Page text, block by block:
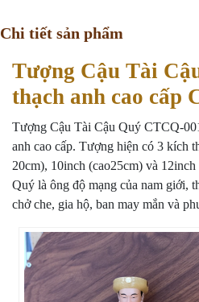
Chi tiết sản phẩm
Tượng Cậu Tài
thạch anh cao cấp
Tượng Cậu Tài Cậu Quý CTCQ-
anh cao cấp. Tượng hiện có 3 kích
20cm), 10inch (cao25cm) và
Quý là ông độ mạng của nam giới,
chở che, gia hộ, ban may mắn và